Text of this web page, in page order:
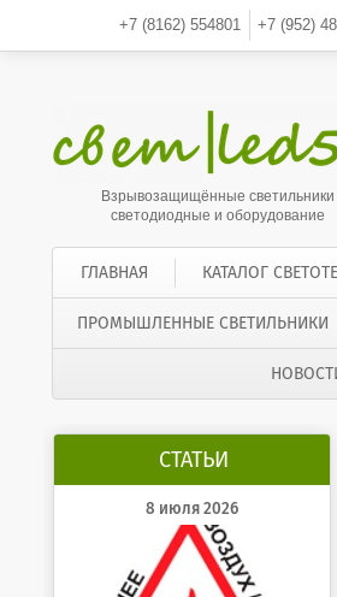
+7 (8162) 554801 +7 (952)
Взрывозащищённые светильники
светодиодные и оборудование
ГЛАВНАЯ КАТАЛОГ
ПРОМЫШЛЕННЫЕ СВЕТИЛЬНИКИ
СТАТЬИ
8 июля 2026